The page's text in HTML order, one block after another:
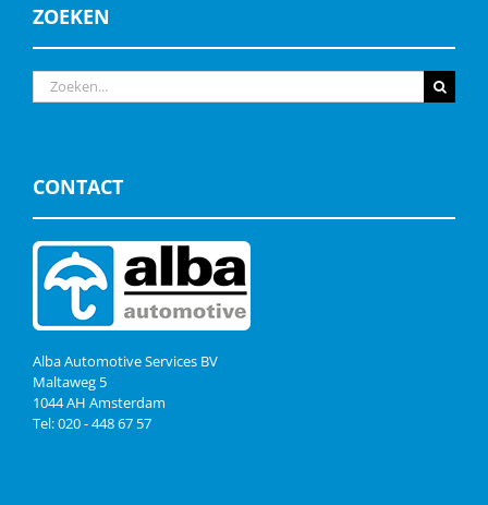
ZOEKEN
Zoeken
naar:
CONTACT
Alba Automotive Services BV
Maltaweg 5
1044 AH Amsterdam
Tel: 020 - 448 67 57